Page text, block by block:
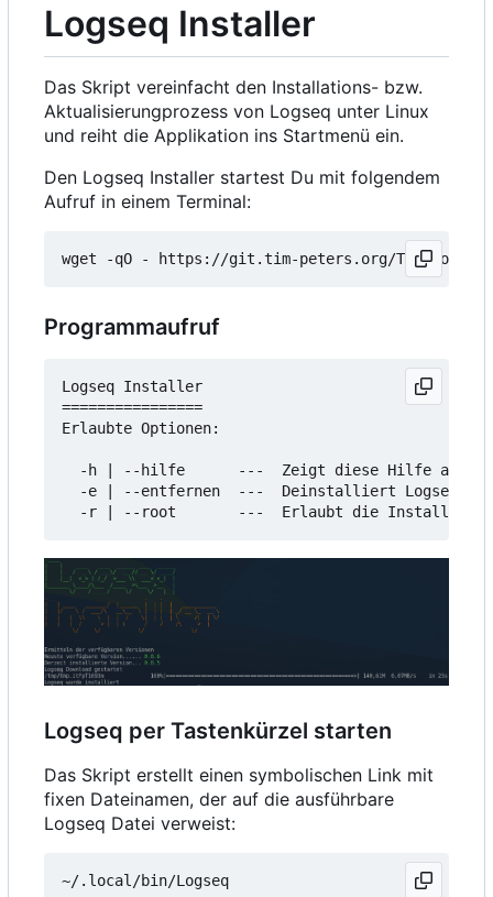
Logseq Installer
Das Skript vereinfacht den Installations- bzw.
Aktualisierungprozess von Logseq unter Linux
und reiht die Applikation ins Startmenü ein.
Den Logseq Installer startest Du mit folgendem
Aufruf in einem Terminal:
wget -qO - https://git.tim-peters.org/Tim/
Programmaufruf
Logseq Installer
================
Erlaubte Optionen:
  -h | --hilfe      ---  Zeigt diese Hilfe an
  -e | --entfernen  ---  Deinstalliert Logseq
Logseq per Tastenkürzel starten
Das Skript erstellt einen symbolischen Link mit
fixen Dateinamen, der auf die ausführbare
Logseq Datei verweist: